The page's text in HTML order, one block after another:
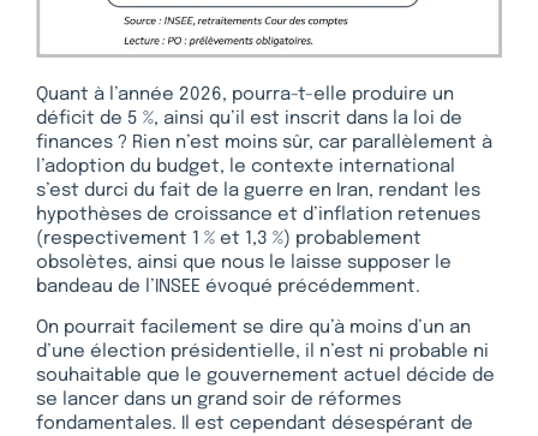
Quant à l’année 2026, pourra-t-elle produire un
déficit de 5 %, ainsi qu’il est inscrit dans la loi de
finances ? Rien n’est moins sûr, car parallèlement à
l’adoption du budget, le contexte international
s’est durci du fait de la guerre en Iran, rendant les
hypothèses de croissance et d’inflation retenues
(respectivement 1 % et 1,3 %) probablement
obsolètes, ainsi que nous le laisse supposer le
bandeau de l’INSEE évoqué précédemment.
On pourrait facilement se dire qu’à moins d’un an
d’une élection présidentielle, il n’est ni probable ni
souhaitable que le gouvernement actuel décide de
se lancer dans un grand soir de réformes
fondamentales. Il est cependant désespérant de